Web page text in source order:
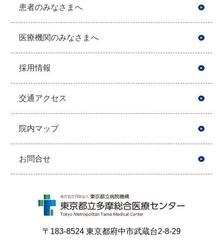
患者のみなさまへ
医療機関のみなさまへ
採用情報
交通アクセス
院内マップ
お問合せ
〒183-8524 東京都府中市武蔵台2-8-29